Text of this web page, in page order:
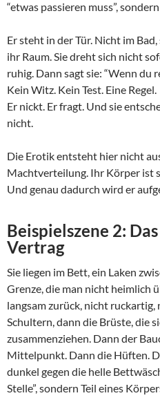
“etwas passieren muss”,
Er steht in der Tür. Nicht im
ihr Raum. Sie dreht sich nicht
ruhig. Dann sagt sie: “Wenn du
Kein Witz. Kein Test. Eine Regel.
Er nickt. Er fragt. Und sie
nicht.
Die Erotik entsteht hier nicht
Machtverteilung. Ihr Körper ist
Und genau dadurch wird er
Beispielszene 2:
Vertrag
Sie liegen im Bett, ein Laken
Grenze, die man nicht heimlich
langsam zurück, nicht ruckartig,
Schultern, dann die Brüste, die
zusammenziehen. Dann der
Mittelpunkt. Dann die Hüften.
dunkel gegen die helle
Stelle”, sondern Teil eines